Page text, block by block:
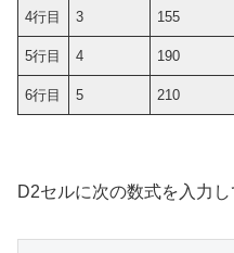
4行目 3 155
5行目 4 190
6行目 5 210
D2セルに次の数式を入力し